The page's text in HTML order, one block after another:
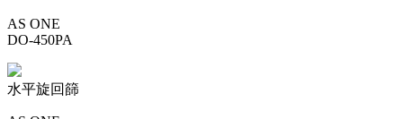
AS ONE
DO-450PA
水平旋回篩